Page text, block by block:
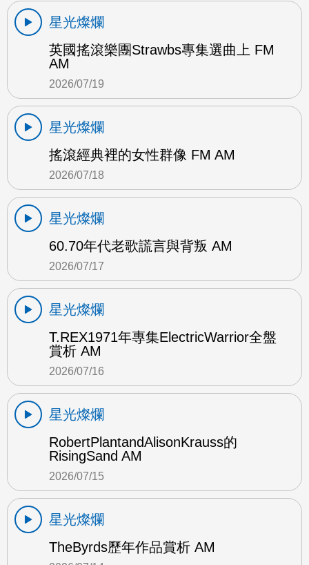
星光燦爛
英國搖滾樂團Strawbs專集選曲上 FM
AM
2026/07/19
星光燦爛
搖滾經典裡的女性群像 FM AM
2026/07/18
星光燦爛
60.70年代老歌謊言與背叛 AM
2026/07/17
星光燦爛
T.REX1971年專集ElectricWarrior全盤
賞析 AM
2026/07/16
星光燦爛
RobertPlantandAlisonKrauss的
RisingSand AM
2026/07/15
星光燦爛
TheByrds歷年作品賞析 AM